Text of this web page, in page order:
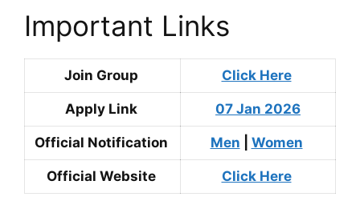
Important Links
Join Group Click Here
Apply Link 07 Jan 2026
Official Notification Men Women
Official Website Click Here